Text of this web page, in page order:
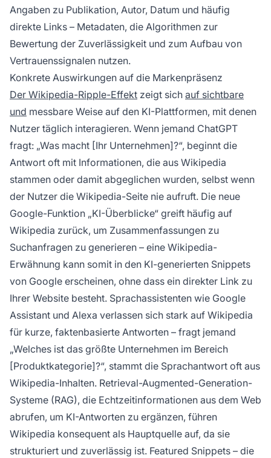
Angaben zu Publikation, Autor, Datum und häufig
direkte Links – Metadaten, die Algorithmen zur
Bewertung der Zuverlässigkeit und zum Aufbau von
Vertrauenssignalen nutzen.
Konkrete Auswirkungen auf die Markenpräsenz
Der Wikipedia-Ripple-Effekt zeigt sich auf sichtbare
und messbare Weise auf den KI-Plattformen, mit denen
Nutzer täglich interagieren. Wenn jemand ChatGPT
fragt: „Was macht [Ihr Unternehmen]?“, beginnt die
Antwort oft mit Informationen, die aus Wikipedia
stammen oder damit abgeglichen wurden, selbst wenn
der Nutzer die Wikipedia-Seite nie aufruft. Die neue
Google-Funktion „KI-Überblicke“ greift häufig auf
Wikipedia zurück, um Zusammenfassungen zu
Suchanfragen zu generieren – eine Wikipedia-
Erwähnung kann somit in den KI-generierten Snippets
von Google erscheinen, ohne dass ein direkter Link zu
Ihrer Website besteht. Sprachassistenten wie Google
Assistant und Alexa verlassen sich stark auf Wikipedia
für kurze, faktenbasierte Antworten – fragt jemand
„Welches ist das größte Unternehmen im Bereich
[Produktkategorie]?“, stammt die Sprachantwort oft aus
Wikipedia-Inhalten. Retrieval-Augmented-Generation-
Systeme (RAG), die Echtzeitinformationen aus dem Web
abrufen, um KI-Antworten zu ergänzen, führen
Wikipedia konsequent als Hauptquelle auf, da sie
strukturiert und zuverlässig ist. Featured Snippets – die